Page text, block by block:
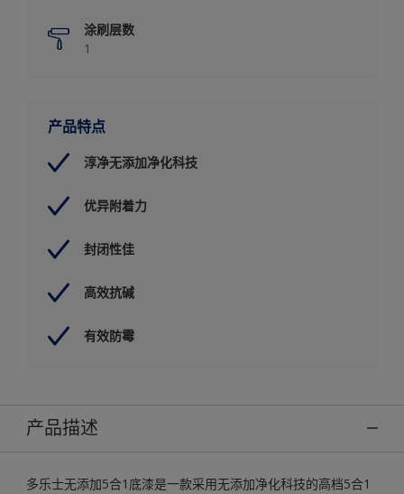
涂刷层数
1
产品特点
淳净无添加净化科技
优异附着力
封闭性佳
高效抗碱
有效防霉
产品描述
多乐士无添加5合1底漆是一款采用无添加净化科技的高档5合1